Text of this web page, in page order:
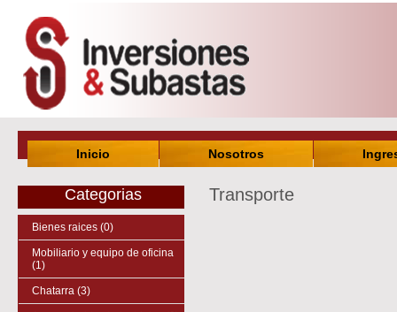
Inicio Nosotros
Categorias
Bienes raices (0)
Mobiliario y equipo de oficina
(1)
Chatarra (3)
Transporte